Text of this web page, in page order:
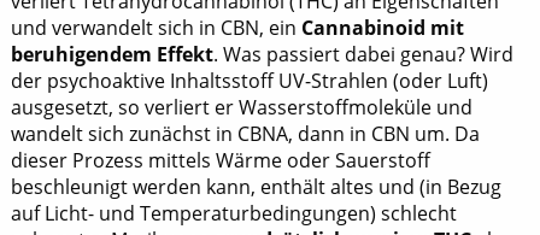
und verwandelt sich in CBN, ein Cannabinoid mit
beruhigendem Effekt. Was passiert dabei genau? Wird
der psychoaktive Inhaltsstoff UV-Strahlen (oder Luft)
ausgesetzt, so verliert er Wasserstoffmoleküle und
wandelt sich zunächst in CBNA, dann in CBN um. Da
dieser Prozess mittels Wärme oder Sauerstoff
beschleunigt werden kann, enthält altes und (in Bezug
auf Licht- und Temperaturbedingungen) schlecht